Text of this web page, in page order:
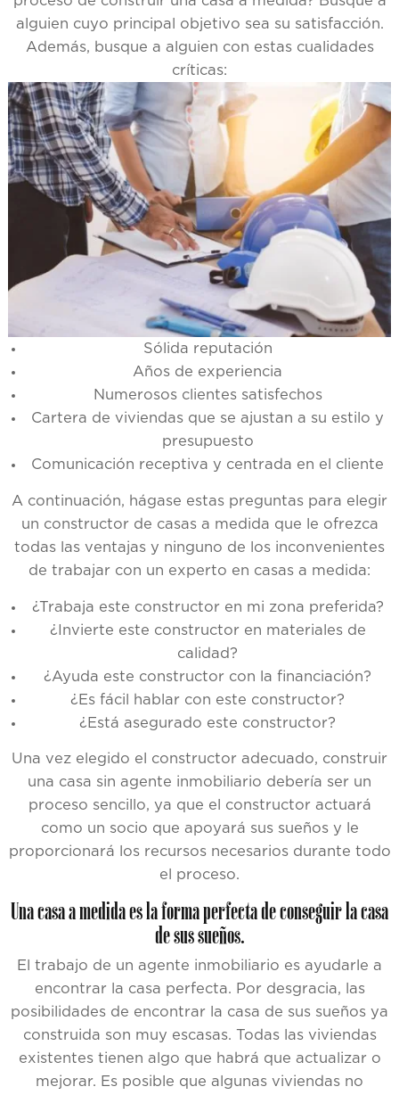
alguien cuyo principal objetivo sea su satisfacción.
Además, busque a alguien con estas cualidades
críticas:
Sólida reputación
Años de experiencia
Numerosos clientes satisfechos
Cartera de viviendas que se ajustan a su estilo y
presupuesto
Comunicación receptiva y centrada en el cliente
A continuación, hágase estas preguntas para elegir
un constructor de casas a medida que le ofrezca
todas las ventajas y ninguno de los inconvenientes
de trabajar con un experto en casas a medida:
¿Trabaja este constructor en mi zona preferida?
¿Invierte este constructor en materiales de
calidad?
¿Ayuda este constructor con la financiación?
¿Es fácil hablar con este constructor?
¿Está asegurado este constructor?
Una vez elegido el constructor adecuado, construir
una casa sin agente inmobiliario debería ser un
proceso sencillo, ya que el constructor actuará
como un socio que apoyará sus sueños y le
proporcionará los recursos necesarios durante todo
el proceso.
Una casa a medida es la forma perfecta de conseguir la casa
de sus sueños.
El trabajo de un agente inmobiliario es ayudarle a
encontrar la casa perfecta. Por desgracia, las
posibilidades de encontrar la casa de sus sueños ya
construida son muy escasas. Todas las viviendas
existentes tienen algo que habrá que actualizar o
mejorar. Es posible que algunas viviendas no